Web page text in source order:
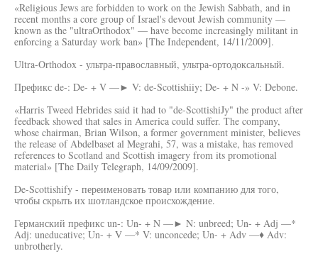
«Religious Jews are forbidden to work on the Jewish Sabbath, and in
recent months a core group of Israel's devout Jewish community —
known as the "ultraOrthodox" — have become increasingly militant in
enforcing a Saturday work ban» [The Independent, 14/11/2009].
Ultra-Orthodox - ультра-православный, ультра-ортодоксальный.
Префикс de-: De- + V —► V: de-Scottishiiy; De- + N -» V: Debone.
«Harris Tweed Hebrides said it had to "de-ScottishiJy" the product after
feedback showed that sales in America could suffer. The company,
whose chairman, Brian Wilson, a former government minister, believes
the release of Abdelbaset al Megrahi, 57, was a mistake, has removed
references to Scotland and Scottish imagery from its promotional
material» [The Daily Telegraph, 14/09/2009].
De-Scottishify - переименовать товар или компанию для того,
чтобы скрыть их шотландское происхождение.
Германский префикс un-: Un- + N —► N: unbreed; Un- + Adj —*
Adj: uneducative; Un- + V —* V: unconcede; Un- + Adv —♦ Adv:
unbrotherly.